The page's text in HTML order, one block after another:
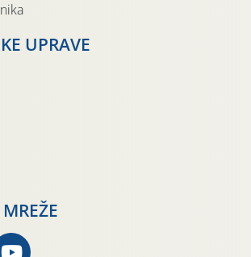
UPRAVE